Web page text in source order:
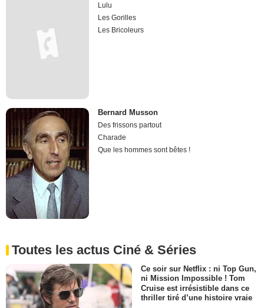
Lulu
Les Gorilles
Les Bricoleurs
Bernard Musson
Des frissons partout
Charade
Que les hommes sont bêtes !
Toutes les actus Ciné & Séries
Ce soir sur Netflix : ni Top Gun,
ni Mission Impossible ! Tom
Cruise est irrésistible dans ce
thriller tiré d’une histoire vraie